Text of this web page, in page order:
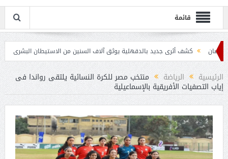
قائمة
كشف أثرى جديد بالدقهلية يوثق آلاف السنين من الاستيطان البشرى اتحاد الكرة يطلب
الرئيسية الرياضة منتخب مصر للكرة النسائية يلتقى رواندا فى
إياب التصفيات الأفريقية بالإسماعيلية